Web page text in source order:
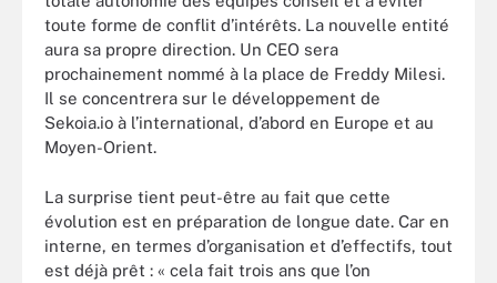
toute forme de conflit d’intérêts. La nouvelle entité
aura sa propre direction. Un CEO sera
prochainement nommé à la place de Freddy Milesi.
Il se concentrera sur le développement de
Sekoia.io à l’international, d’abord en Europe et au
Moyen-Orient.
La surprise tient peut-être au fait que cette
évolution est en préparation de longue date. Car en
interne, en termes d’organisation et d’effectifs, tout
est déjà prêt : « cela fait trois ans que l’on